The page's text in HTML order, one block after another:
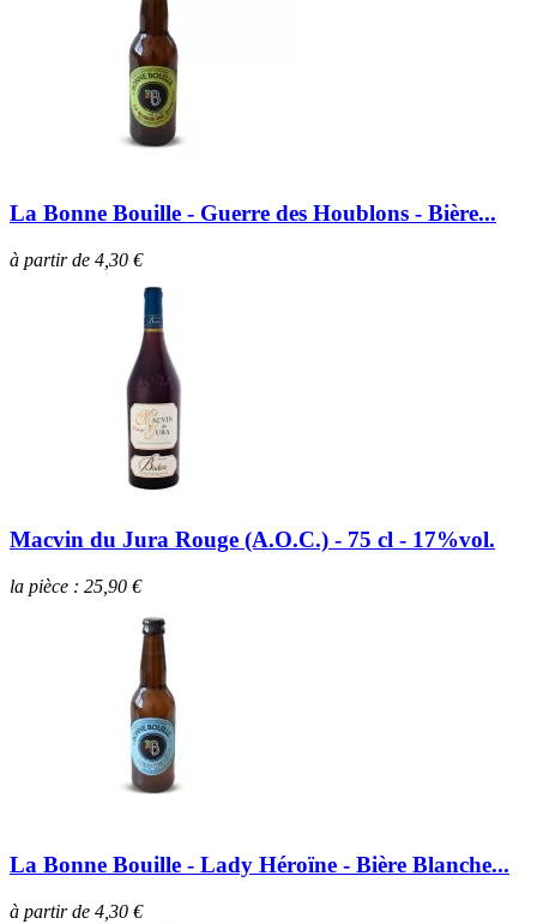
La Bonne Bouille - Guerre des Houblons - Bière...
à partir de 4,30 €
Macvin du Jura Rouge (A.O.C.) - 75 cl - 17%vol.
la pièce : 25,90 €
La Bonne Bouille - Lady Héroïne - Bière Blanche...
à partir de 4,30 €